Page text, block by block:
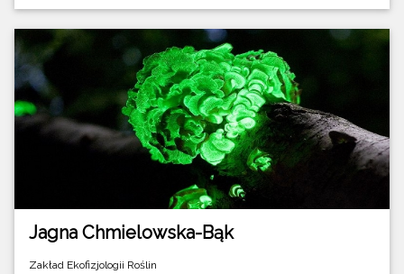
Jagna Chmielowska-Bąk
Zakład Ekofizjologii Roślin